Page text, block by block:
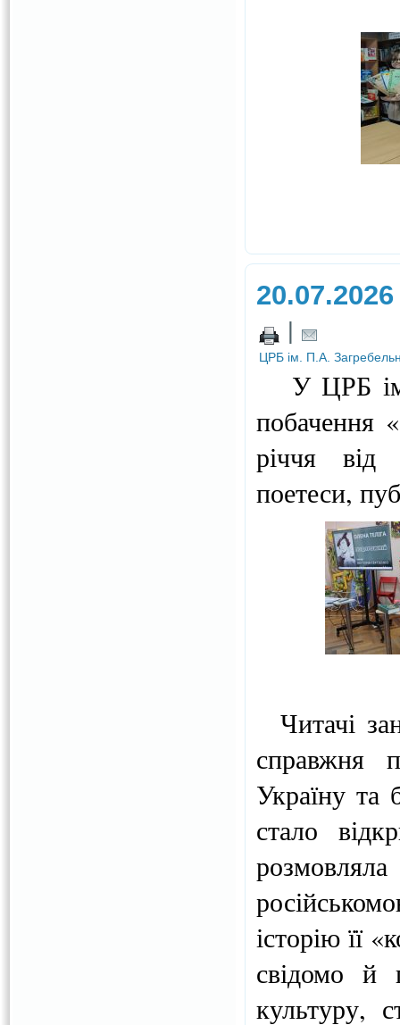
20.07.2026
|
ЦРБ ім. П.А.
У ЦРБ ім.
побачення
річчя від
поетеси,
Читачі
справжня
Україну та
стало
історію її
свідомо й
культуру,